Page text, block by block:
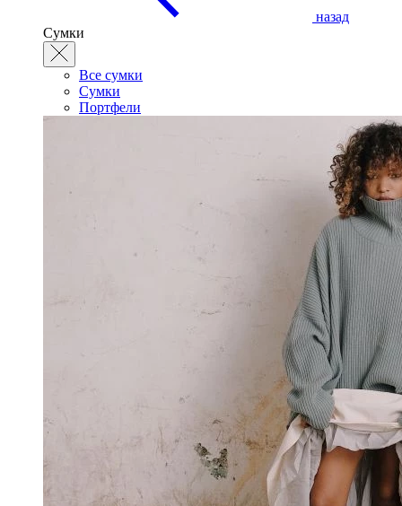
назад
Сумки
Все сумки
Сумки
Портфели